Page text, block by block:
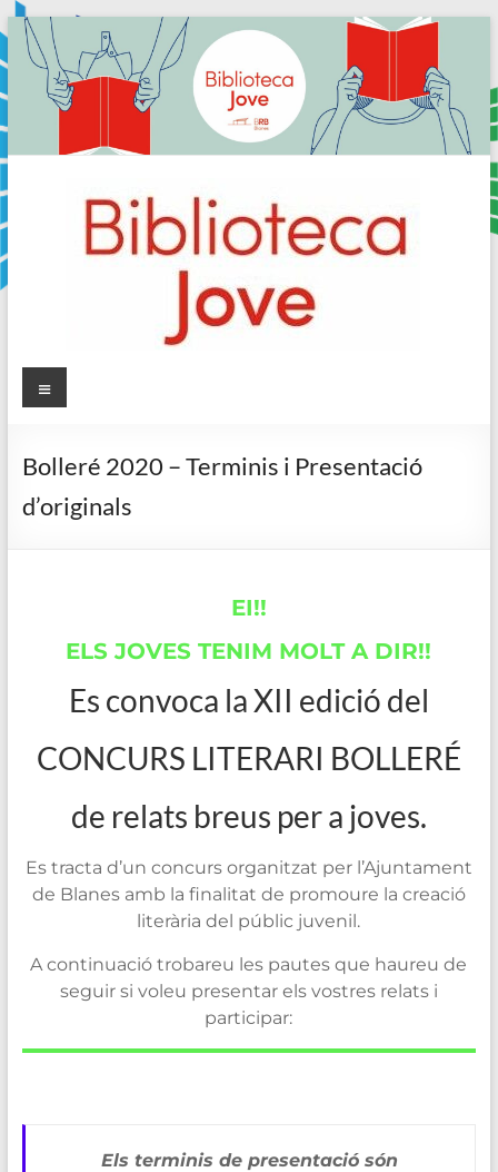
Skip
content
Sala
Biblioteca
de
Menú
Bolleré 2020 – Terminis i Presentació
d’originals
EI!!
ELS JOVES TENIM MOLT A DIR!!
Es convoca la XII edició del
CONCURS LITERARI BOLLERÉ
de relats breus per a joves.
Es tracta d’un concurs organitzat per l’Ajuntament
de Blanes amb la finalitat de promoure la creació
literària del públic juvenil.
A continuació trobareu les pautes que haureu de
seguir si voleu presentar els vostres relats i
participar:
Els terminis de presentació són